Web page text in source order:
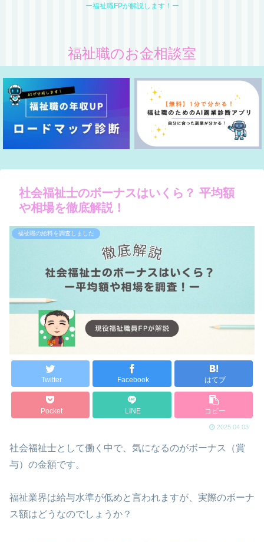
ー福祉職FPが解説します！ー
福祉職のお金相談室
社会福祉士のボーナスはいくら？ 平均額
や相場を徹底解説！
福祉職の給料を調査しました
Twitter Facebook はてブ
Pocket LINE コピー
2025.04.03
社会福祉士として働く中で、気になるのがボーナス（賞
与）の金額です。
福祉業界は給与水準が低めと言われますが、実際のボーナ
ス額はどうなのでしょうか？